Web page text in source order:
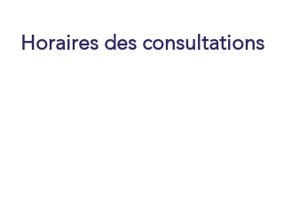
Horaires des consultations